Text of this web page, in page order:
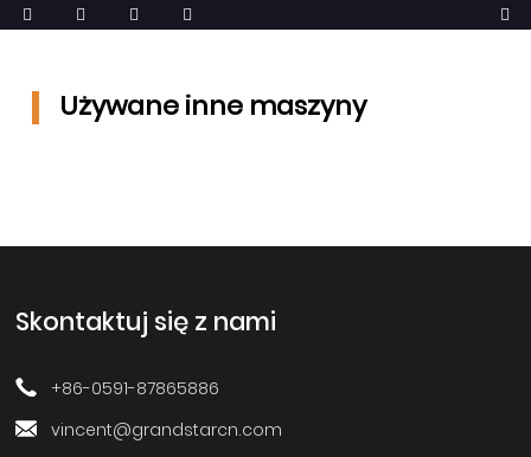
Używane inne maszyny
Skontaktuj się z nami
+86-0591-87865886
vincent@grandstarcn.com